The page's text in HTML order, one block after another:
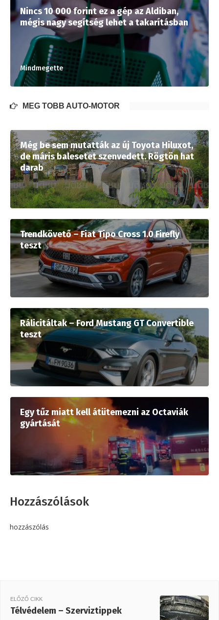
Nincs 10 000 forint ez a gép az Aldiban,
mégis nagy segítség lehet a takarításban
Mindmegette
MÉG TÖBB AUTÓ-MOTOR
Még be sem mutatták az új Toyota Hiluxot,
de máris balesetet szenvedett. Rögtön hat
darab
Trendkövető – Fiat Tipo Cross 1.0 Firefly
teszt
Rálicitáltak – Ford Mustang GT Convertible
teszt
Egy tűz miatt kell átütemezni az Octaviák
gyártását
Hozzászólások
hozzászólás
ELŐZŐ CIKK
Télvédelem – Szerviztippek